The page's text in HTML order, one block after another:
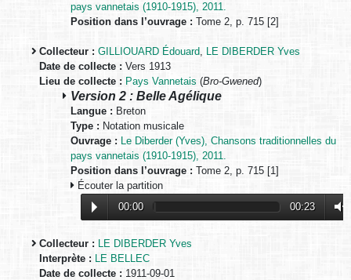
pays vannetais (1910-1915), 2011.
Position dans l’ouvrage : Tome 2, p. 715 [2]
Collecteur : GILLIOUARD Édouard, LE DIBERDER Yves
Date de collecte : Vers 1913
Lieu de collecte : Pays Vannetais (Bro-Gwened)
Version 2 : Belle Agélique
Langue : Breton
Type : Notation musicale
Ouvrage : Le Diberder (Yves), Chansons traditionnelles du
pays vannetais (1910-1915), 2011.
Position dans l’ouvrage : Tome 2, p. 715 [1]
Écouter la partition
00:00
00:23
Collecteur :
LE DIBERDER Yves
Interprète :
LE BELLEC
Date de collecte : 1911-09-01